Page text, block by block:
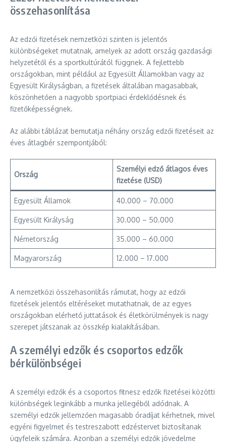
összehasonlítása
Az edzői fizetések nemzetközi szinten is jelentős
különbségeket mutatnak, amelyek az adott ország gazdasági
helyzetétől és a sportkultúrától függnek. A fejlettebb
országokban, mint például az Egyesült Államokban vagy az
Egyesült Királyságban, a fizetések általában magasabbak,
köszönhetően a nagyobb sportpiaci érdeklődésnek és
fizetőképességnek.
Az alábbi táblázat bemutatja néhány ország edzői fizetéseit az
éves átlagbér szempontjából:
Ország
Személyi edző átlagos éves
fizetése (USD)
Egyesült Államok 40.000 – 70.000
Egyesült Királyság 30.000 – 50.000
Németország 35.000 – 60.000
Magyarország 12.000 – 17.000
A nemzetközi összehasonlítás rámutat, hogy az edzői
fizetések jelentős eltéréseket mutathatnak, de az egyes
országokban elérhető juttatások és életkörülmények is nagy
szerepet játszanak az összkép kialakításában.
A személyi edzők és csoportos edzők
bérkülönbségei
A személyi edzők és a csoportos fitnesz edzők fizetései közötti
különbségek leginkább a munka jellegéből adódnak. A
személyi edzők jellemzően magasabb óradíjat kérhetnek, mivel
egyéni figyelmet és testreszabott edzéstervet biztosítanak
ügyfeleik számára. Azonban a személyi edzők jövedelme